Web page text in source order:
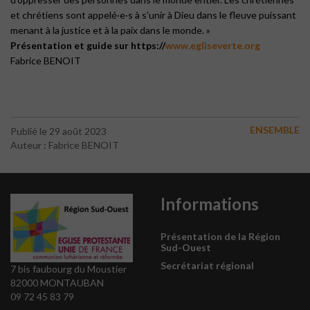
et chrétiens sont appelé·e·s à s’unir à Dieu dans le fleuve puissant
menant à la justice et à la paix dans le monde. »
Présentation et guide sur https://www.egliseverte.org
Fabrice BENOIT
Publié le 29 août 2023
Auteur : Fabrice BENOIT
ENSEMBLE
7 bis faubourg du Moustier
82000 MONTAUBAN
09 72 45 83 79
Informations
Présentation de la Région
Sud-Ouest
Secrétariat régional